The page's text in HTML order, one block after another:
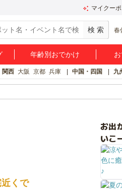
マイクー
春
年齢別おでかけ
関西 大阪 京都 兵庫 中国・四国 九
近くで
お出
いこ